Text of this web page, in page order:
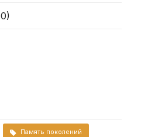
Память поколений